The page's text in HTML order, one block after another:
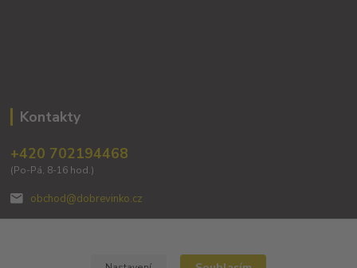
Kontakty
+420 702194468
(Po-Pá, 8-16 hod.)
obchod@dobrevinko.cz